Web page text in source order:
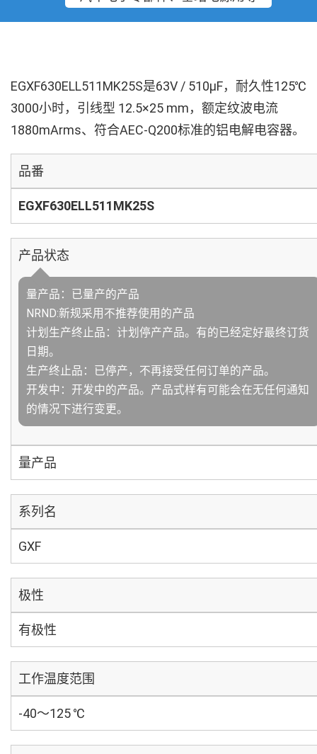
EGXF630ELL511MK25S是63V / 510µF，耐久性125℃
3000小时，引线型 12.5×25 mm，额定纹波电流
1880mArms、符合AEC-Q200标准的铝电解电容器。
品番
EGXF630ELL511MK25S
产品状态
量产品：已量产的产品
NRND:新规采用不推荐使用的产品
计划生产终止品：计划停产产品。有的已经定好最终订货
日期。
生产终止品：已停产，不再接受任何订单的产品。
开发中：开发中的产品。产品式样有可能会在无任何通知
的情况下进行变更。
量产品
系列名
GXF
极性
有极性
工作温度范围
-40～125 ℃